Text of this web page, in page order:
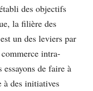
des objectifs
la filière des
un des leviers par
intra-
de faire à
à des initiatives